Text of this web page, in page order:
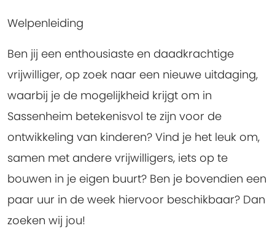
Welpenleiding
Ben jij een enthousiaste en daadkrachtige
vrijwilliger, op zoek naar een nieuwe uitdaging,
waarbij je de mogelijkheid krijgt om in
Sassenheim betekenisvol te zijn voor de
ontwikkeling van kinderen? Vind je het leuk om,
samen met andere vrijwilligers, iets op te
bouwen in je eigen buurt? Ben je bovendien een
paar uur in de week hiervoor beschikbaar? Dan
zoeken wij jou!